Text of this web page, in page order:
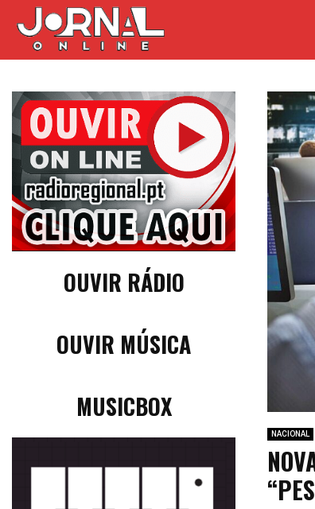
NACIONAL
OUVIR RÁDIO
OUVIR MÚSICA
MUSICBOX